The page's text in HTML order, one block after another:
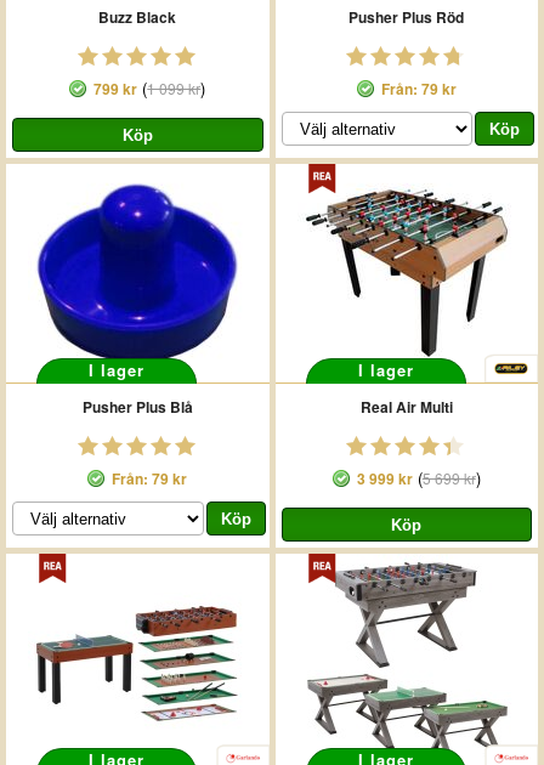
Buzz Black
799 kr (1 099 kr)
Pusher Plus Röd
Från: 79 kr
I lager
Pusher Plus Blå
Från: 79 kr
I lager
Real Air Multi
3 999 kr(5 699 kr)
I lager I lager